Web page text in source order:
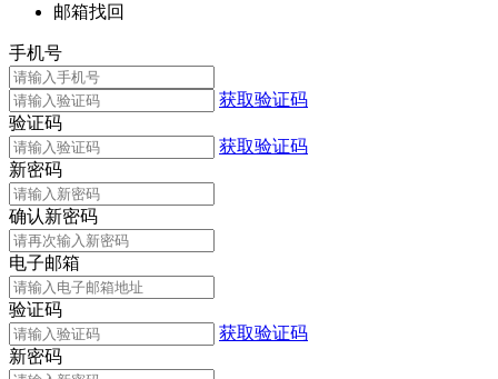
邮箱找回
手机号
获取验证码
验证码
获取验证码
新密码
确认新密码
电子邮箱
验证码
获取验证码
新密码